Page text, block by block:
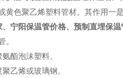
色聚乙烯塑料管材。其作用一
宁阳保温管价格、预制直埋保温
。
酯泡沫塑料。
乙烯或玻璃钢。